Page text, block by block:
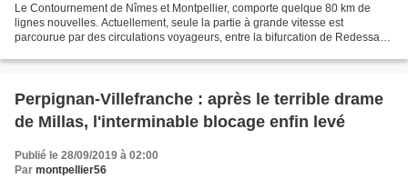
Le Contournement de Nîmes et Montpellier, comporte quelque 80 km de
lignes nouvelles. Actuellement, seule la partie à grande vitesse est
parcourue par des circulations voyageurs, entre la bifurcation de Redessan
Perpignan-Villefranche : après le terrible drame
de Millas, l'interminable blocage enfin levé
Publié le 28/09/2019 à 02:00
Par montpellier56